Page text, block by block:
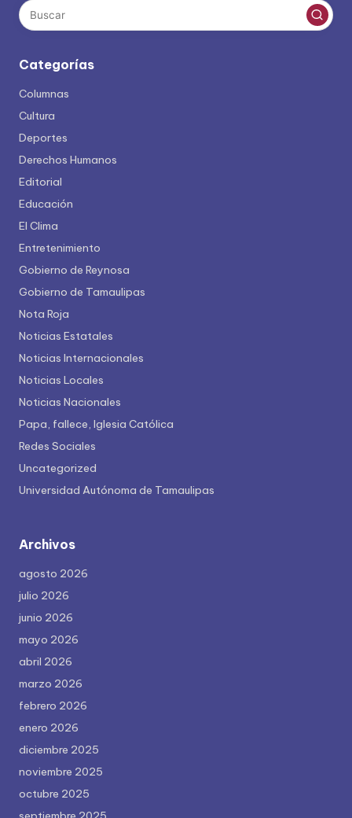
Categorías
Columnas
Cultura
Deportes
Derechos Humanos
Editorial
Educación
El Clima
Entretenimiento
Gobierno de Reynosa
Gobierno de Tamaulipas
Nota Roja
Noticias Estatales
Noticias Internacionales
Noticias Locales
Noticias Nacionales
Papa, fallece, Iglesia Católica
Redes Sociales
Uncategorized
Universidad Autónoma de Tamaulipas
Archivos
agosto 2026
julio 2026
junio 2026
mayo 2026
abril 2026
marzo 2026
febrero 2026
enero 2026
diciembre 2025
noviembre 2025
octubre 2025